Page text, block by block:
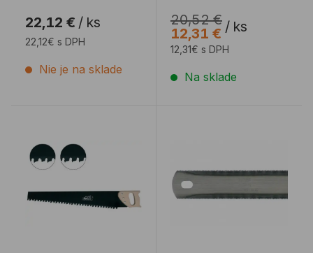
22,12 € / ks
22,12€ s DPH
Nie je na sklade
20,52 €
12,31 € / ks
12,31€ s DPH
Na sklade